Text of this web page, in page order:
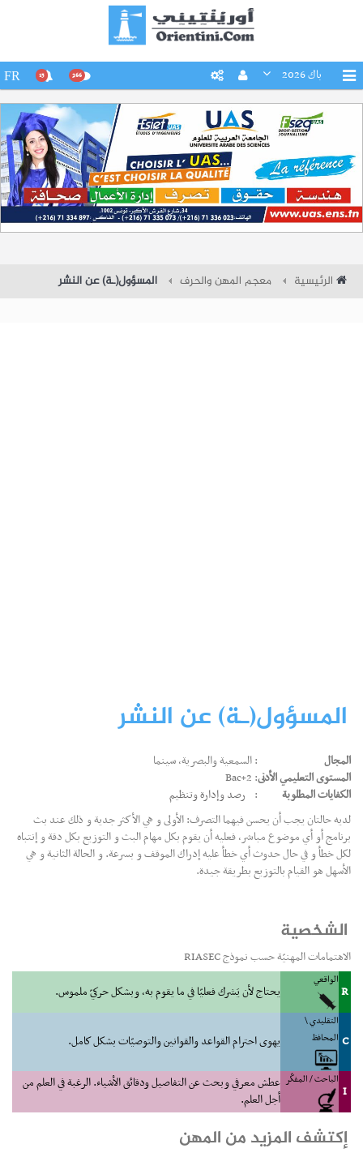
باك 2026 266
15
FR
الرئيسية معجم المهن والحرف المسؤول(ـة) عن النشر
المسؤول(ـة) عن النشر
المجال
: السمعية والبصرية، سينما
المستوى التعليمي الأدنى: Bac+2
الكفايات المطلوبة
: رصد وإدارة وتنظيم
لديه حالتان يجب أن يحسن فيهما التصرف: الأولى و هي الأكثر جدية و ذلك عند بث
برنامج أو أي موضوع مباشر، فعليه أن يقوم بكل مهام البث و التوزيع بكل دقة و إنتباه
لكل خطأ و في حال حدوث أي خطأ عليه إدراك الموقف و بسرعة. و الحالة الثانية و هي
الأسهل هو القيام بالتوزيع بطريقة جيدة.
الشخصية
الاهتمامات المهنيّة حسب نموذج RIASEC
R
الواقعي
يحتاج لأن يَشرك فعليّا في ما يقوم به، وبشكل حركيّ ملموس.
C
التقليدي \
المحافظ
يهوى احترام القواعد والقوانين والتوصيّات بشكل كامل.
I
الباحث / المفكّر عطش معرفي وبحث عن التفاصيل ودقائق الأشياء. الرغبة في العلم من
أجل العلم.
إكتشف المزيد من المهن